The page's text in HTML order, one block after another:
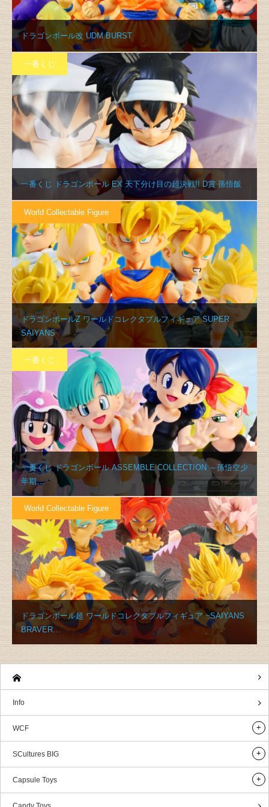
ドラゴンボール改 UDM BURST
一番くじ
一番くじ ドラゴンボール EX 天下分け目の超決戦!! D賞 孫悟飯
World Collectable Figure
ドラゴンボールZ ワールドコレクタブルフィギュア SUPER
SAIYANS
一番くじ
一番くじ ドラゴンボール ASSEMBLE COLLECTION ～孫悟空少
年期…
World Collectable Figure
ドラゴンボール超 ワールドコレクタブルフィギュア ~SAIYANS
BRAVER…
Info
WCF
SCultures BIG
Capsule Toys